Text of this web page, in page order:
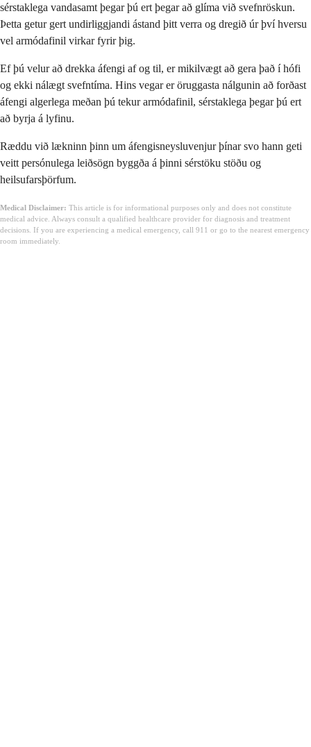
sérstaklega vandasamt þegar þú ert þegar að glíma við svefnröskun.
Þetta getur gert undirliggjandi ástand þitt verra og dregið úr því hversu
vel armódafinil virkar fyrir þig.
Ef þú velur að drekka áfengi af og til, er mikilvægt að gera það í hófi
og ekki nálægt svefntíma. Hins vegar er öruggasta nálgunin að forðast
áfengi algerlega meðan þú tekur armódafinil, sérstaklega þegar þú ert
að byrja á lyfinu.
Ræddu við lækninn þinn um áfengisneysluvenjur þínar svo hann geti
veitt persónulega leiðsögn byggða á þinni sérstöku stöðu og
heilsufarsþörfum.
Medical Disclaimer: This article is for informational purposes only and does not constitute
medical advice. Always consult a qualified healthcare provider for diagnosis and treatment
decisions. If you are experiencing a medical emergency, call 911 or go to the nearest emergency
room immediately.